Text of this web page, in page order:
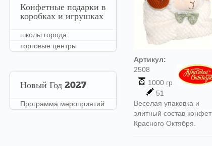
Артикул:
2508
1000 гр
51
Веселая упаковка и
элитный состав конфет
Красного Октября.
Конфетные подарки в
коробках и игрушках
школы города
торговые центры
Новый Год 2027
Программа мероприятий